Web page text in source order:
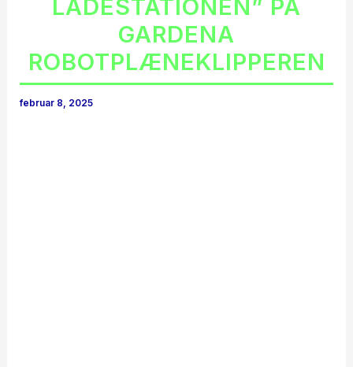
LADESTATIONEN” PÅ
GARDENA
ROBOTPLÆNEKLIPPEREN
februar 8, 2025